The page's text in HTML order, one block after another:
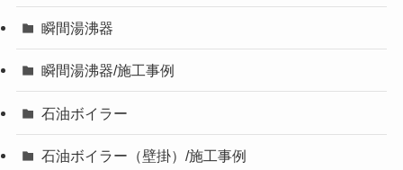
瞬間湯沸器
瞬間湯沸器/施工事例
石油ボイラー
石油ボイラー（壁掛）/施工事例